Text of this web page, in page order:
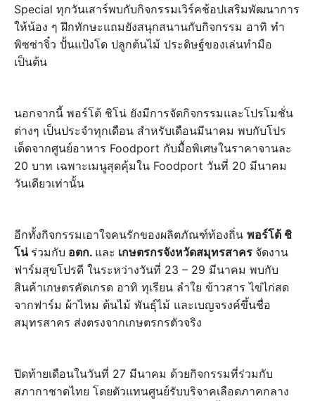
Special ทุกวันเสาร์พบกับกิจกรรมเวิร์คช้อปเสริมพัฒนาการ
ให้น้อง ๆ ฝึกทักษะแถมยังสนุกสนานกับกิจกรรม อาทิ ทำ
พิซซ่าจิ๋ว ปั้นแป้งโด ปลูกต้นไม้ ประดิษฐ์ของเล่นทำมือ
เป็นต้น
นอกจากนี้ พอร์โต้ ชิโน่ ยังมีการจัดกิจกรรมและโปรโมชั่น
ต่างๆ เป็นประจำทุกเดือน สำหรับเดือนมีนาคม พบกับโปร
เด็ดจากศูนย์อาหาร Foodport กับมื้อพิเศษในราคาจานละ
20 บาท เฉพาะเมนูสุดคุ้มใน Foodport วันที่ 20 มีนาคม
วันเดียวเท่านั้น
อีกทั้งกิจกรรมเอาใจคนรักของผลิตภัณฑ์ท้องถิ่น พอร์โต้ ชิ
โน่ ร่วมกับ อตก. และ เกษตรกรจังหวัดสมุทรสาคร จัดงาน
ฟาร์มสุขโปรดี ในระหว่างวันที่ 23 – 29 มีนาคม พบกับ
สินค้าเกษตรคัดเกรด อาทิ ทุเรียน ลำใย ข้าวสาร ไข่ไก่สด
จากฟาร์ม ผ้าไหม ต้นไม้ พันธุ์ไม้ และเบญจรงค์ขึ้นชื่อ
สมุทรสาคร ส่งตรงจากเกษตรกรตัวจริง
ปิดท้ายเดือนในวันที่ 27 มีนาคม ด้วยกิจกรรมที่ร่วมกับ
สภากาชาดไทย โดยตัวแทนศูนย์รับบริจาคเลือดภาคกลาง